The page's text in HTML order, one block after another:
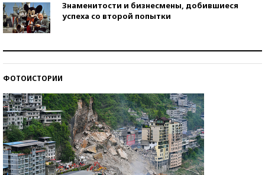
Знаменитости и бизнесмены, добившиеся
успеха со второй попытки
ФОТОИСТОРИИ